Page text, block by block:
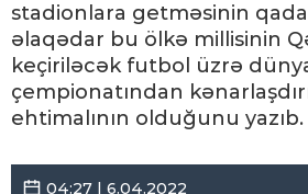
stadionlara getməsinin
əlaqədar bu ölkə millisinin
keçiriləcək futbol üzrə
çempionatından
ehtimalının olduğunu yazıb.
04:27 | 6.04.2022